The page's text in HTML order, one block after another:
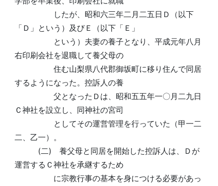
したが、昭和六三年二月二五日Ｄ（以下
「Ｄ」という）及びＥ（以下「Ｅ」
という）夫妻の養子となり、平成元年八月
右印刷会社を退職して養父母の
住む山梨県八代郡御坂町に移り住んで同居
するようになった。控訴人の養
父となったＤは、昭和五五年一〇月二九日
Ｃ神社を設立し、同神社の宮司
としてその運営管理を行っていた（甲一二
二、乙一）。
(二) 養父母と同居を開始した控訴人は、Ｄが
運営するＣ神社を承継するため
に宗教行事の基本を身につける必要があっ